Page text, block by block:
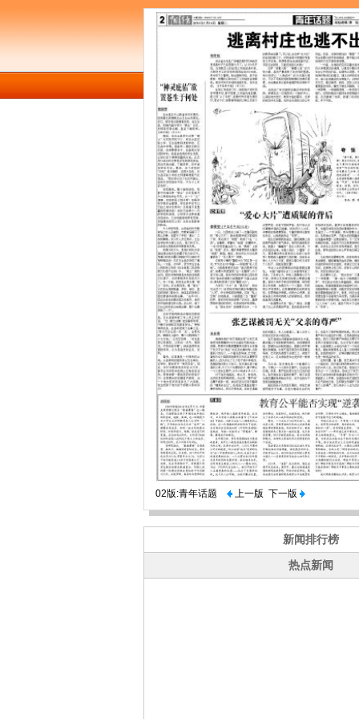
02版:青年话题 上一版 下一版
新闻排行榜
热点新闻